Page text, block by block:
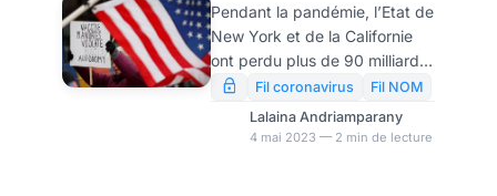
de pertes pour la
Californie et New
York durant le
Covid
Pendant la pandémie, l’Etat de
New York et de la Californie
ont perdu plus de 90 milliards
de dollars de revenus. Cela
s’explique par le
déménagement des
Fil coronavirus
Fil NOM
Lalaina Andriamparany
4 mai 2023 — 2 min de lecture